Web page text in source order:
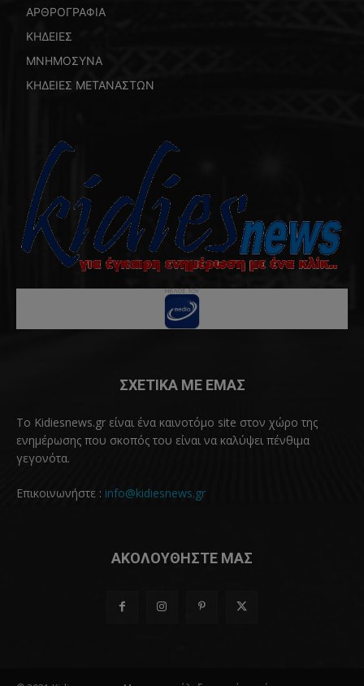
ΑΡΘΡΟΓΡΑΦΙΑ
ΚΗΔΕΙΕΣ
ΜΝΗΜΟΣΥΝΑ
ΚΗΔΕΙΕΣ ΜΕΤΑΝΑΣΤΩΝ
ΣΧΕΤΙΚΑ ΜΕ ΕΜΑΣ
Το Kidiesnews.gr είναι ένα καινοτόμο site στον χώρο της
ενημέρωσης που σκοπός του είναι να καλύψει πένθιμα
γεγονότα.
Επικοινωνήστε : info@kidiesnews.gr
ΑΚΟΛΟΥΘΗΣΤΕ ΜΑΣ